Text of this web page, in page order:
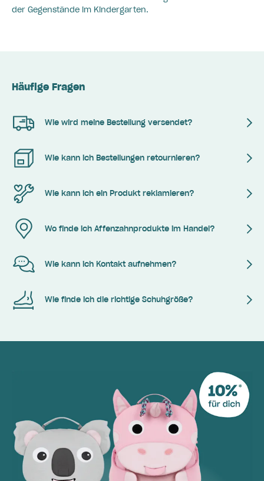
der Gegenstände im Kindergarten.
Häufige Fragen
Wie wird meine Bestellung versendet?
Wie kann ich Bestellungen retournieren?
Wie kann ich ein Produkt reklamieren?
Wo finde ich Affenzahnprodukte im Handel?
Wie kann ich Kontakt aufnehmen?
Wie finde ich die richtige Schuhgröße?